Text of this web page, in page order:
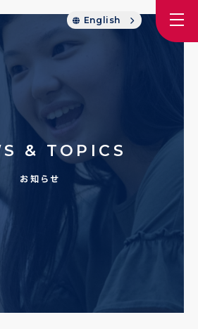
English
& TOPICS
お知らせ